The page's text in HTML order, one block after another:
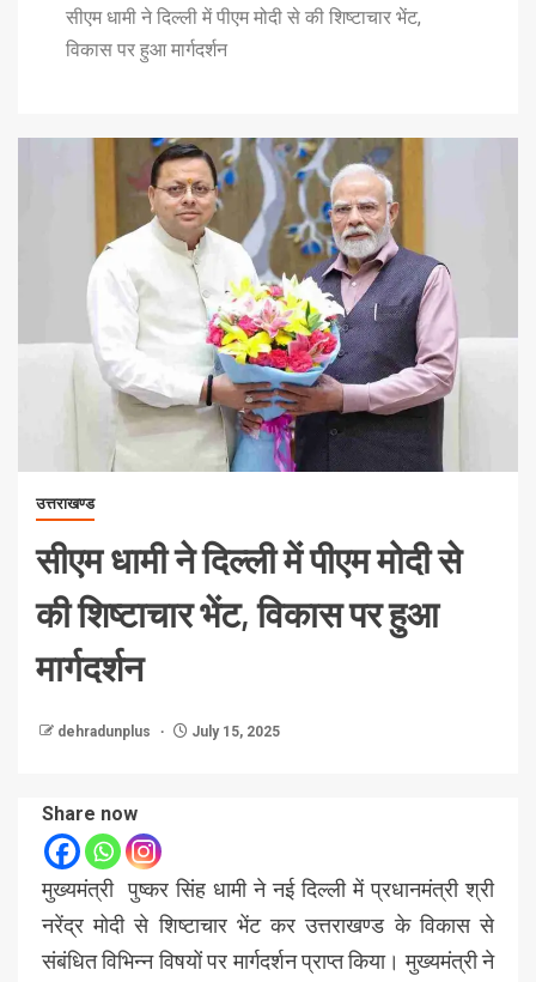
सीएम धामी ने दिल्ली में पीएम मोदी से की शिष्टाचार भेंट,
विकास पर हुआ मार्गदर्शन
उत्तराखण्ड
सीएम धामी ने दिल्ली में पीएम मोदी से
की शिष्टाचार भेंट, विकास पर हुआ
मार्गदर्शन
dehradunplus July 15, 2025
Share now
मुख्यमंत्री पुष्कर सिंह धामी ने नई दिल्ली में प्रधानमंत्री श्री
नरेंद्र मोदी से शिष्टाचार भेंट कर उत्तराखण्ड के विकास से
संबंधित विभिन्न विषयों पर मार्गदर्शन प्राप्त किया। मुख्यमंत्री ने